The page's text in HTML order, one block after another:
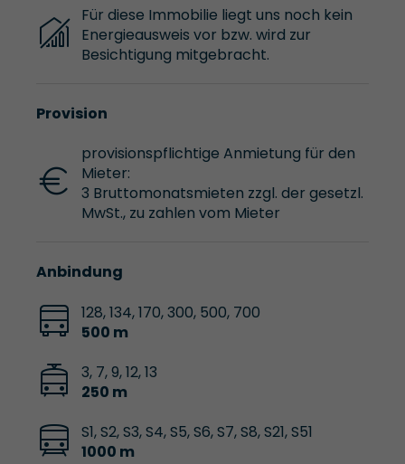
Für diese Immobilie liegt uns noch kein
Energieausweis vor bzw. wird zur
Besichtigung mitgebracht.
Provision
provisionspflichtige Anmietung für den
Mieter:
3 Bruttomonatsmieten zzgl. der gesetzl.
MwSt., zu zahlen vom Mieter
Anbindung
128, 134, 170, 300, 500, 700
500 m
3, 7, 9, 12, 13
250 m
S1, S2, S3, S4, S5, S6, S7, S8, S21, S51
1000 m